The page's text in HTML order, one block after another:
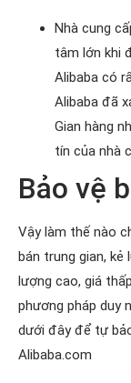
Nhà cung
tâm lớn khi
Alibaba có
Alibaba đã
Gian hàng
tín của nhà
Bảo vệ
Vậy làm thế nào
bán trung gian,
lượng cao, giá
phương pháp duy
dưới đây để tự
Alibaba.com